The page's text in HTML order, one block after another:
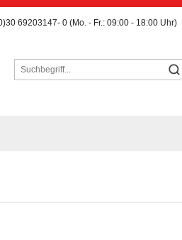
69203147- 0 (Mo. - Fr.: 09:00 - 18:00 Uhr)